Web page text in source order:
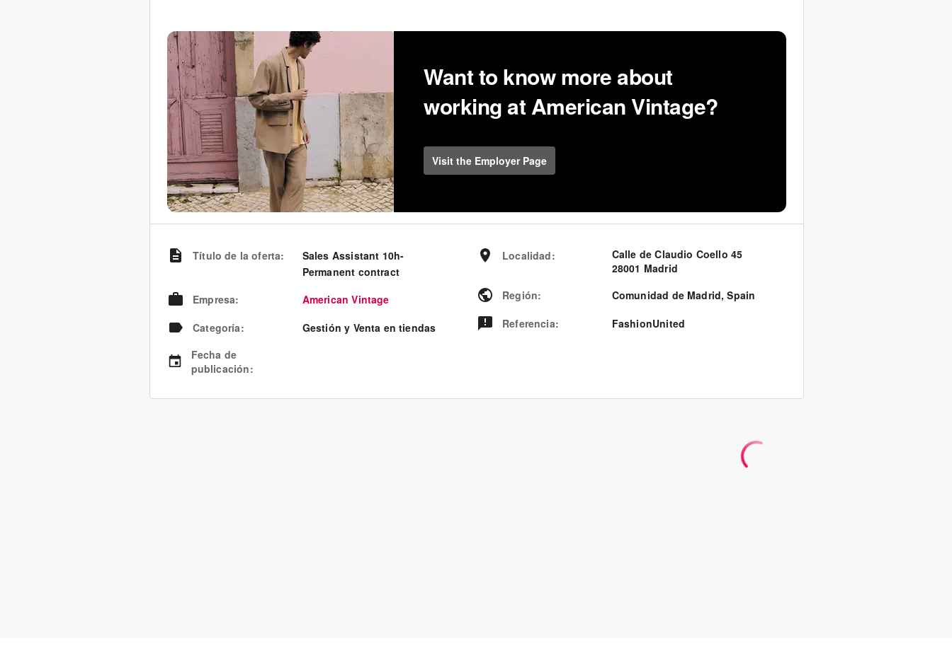
Want to know more about
working at American Vintage?
Visit the Employer Page
Título de la oferta:
Sales Assistant 10h-
Permanent contract
Empresa:
American Vintage
Categoría:
Gestión y Venta en tiendas
Fecha de
publicación:
Localidad:
Calle de Claudio Coello 45
28001 Madrid
Región: Comunidad de Madrid,Spain
Referencia: FashionUnited